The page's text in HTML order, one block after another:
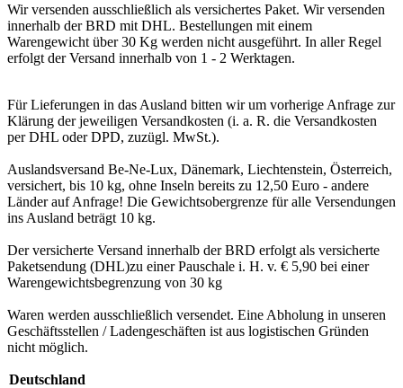
Wir versenden ausschließlich als versichertes Paket. Wir versenden
innerhalb der BRD mit DHL. Bestellungen mit einem
Warengewicht über 30 Kg werden nicht ausgeführt. In aller Regel
erfolgt der Versand innerhalb von 1 - 2 Werktagen.
Für Lieferungen in das Ausland bitten wir um vorherige Anfrage zur
Klärung der jeweiligen Versandkosten (i. a. R. die Versandkosten
per DHL oder DPD, zuzügl. MwSt.).
Auslandsversand Be-Ne-Lux, Dänemark, Liechtenstein, Österreich,
versichert, bis 10 kg, ohne Inseln bereits zu 12,50 Euro - andere
Länder auf Anfrage! Die Gewichtsobergrenze für alle Versendungen
ins Ausland beträgt 10 kg.
Der versicherte Versand innerhalb der BRD erfolgt als versicherte
Paketsendung (DHL)zu einer Pauschale i. H. v. € 5,90 bei einer
Warengewichtsbegrenzung von 30 kg
Waren werden ausschließlich versendet. Eine Abholung in unseren
Geschäftsstellen / Ladengeschäften ist aus logistischen Gründen
nicht möglich.
Deutschland